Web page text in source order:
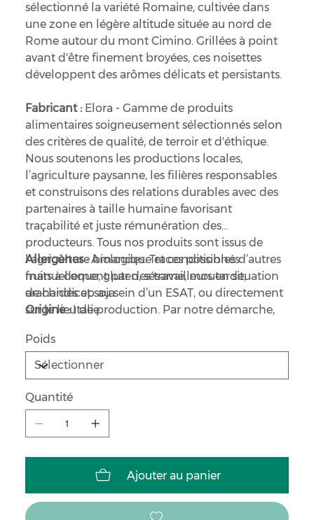
sélectionné la variété Romaine, cultivée dans
une zone en légère altitude située au nord de
Rome autour du mont Cimino. Grillées à point
avant d'être finement broyées, ces noisettes
développent des arômes délicats et persistants.
Fabricant : Elora - Gamme de produits
alimentaires soigneusement sélectionnés selon
des critères de qualité, de terroir et d'éthique.
Nous soutenons les productions locales,
l’agriculture paysanne, les filières responsables
et construisons des relations durables avec des
partenaires à taille humaine favorisant
traçabilité et juste rémunération des
producteurs. Tous nos produits sont issus de
l’agriculture biologique et conditionnés
manuellement par des travailleurs en situation
de handicap au sein d’un ESAT, ou directement
sur le lieu de production. Par notre démarche,
durable, valorisant les savoir-faire, favorisant
l’emploi et réduisant notre impact
environnemental.
Allergènes: Amandes. Traces possibles d’autres
fruits à coque, gluten, sésame, moutarde,
arachides et soja.
Origine :Italie
Poids
Quantité
Ajouter au panier